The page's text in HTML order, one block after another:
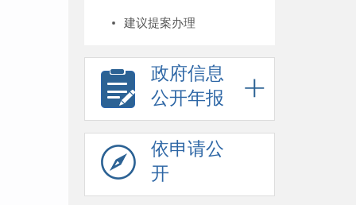
建议提案办理
政府信息
公开年报
依申请公
开